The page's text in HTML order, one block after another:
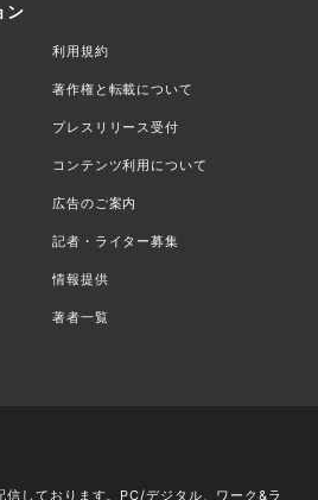
ン
利用規約
著作権と転載について
プレスリリース受付
コンテンツ利用について
広告のご案内
記者・ライター募集
情報提供
著者一覧
信しております。PC/デジタル、ワーク&ラ